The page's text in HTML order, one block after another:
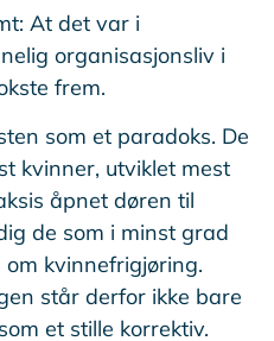
At det var i
organisasjonsliv i
frem.
som et paradoks. De
kvinner, utviklet mest
åpnet døren til
de som i minst grad
kvinnefrigjøring.
står derfor ikke bare
et stille korrektiv.